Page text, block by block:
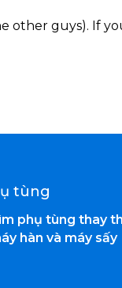
other guys). If
tùng
phụ tùng thay
hàn và máy sấy